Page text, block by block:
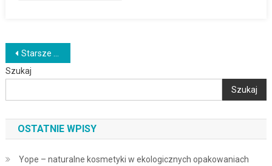
Nawigacja
po
wpisach
Starsze wpisy
Szukaj
Szukaj
OSTATNIE WPISY
Yope – naturalne kosmetyki w ekologicznych opakowaniach